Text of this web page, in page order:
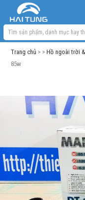
Trang chủ > >Hồ ngoài trời
85w